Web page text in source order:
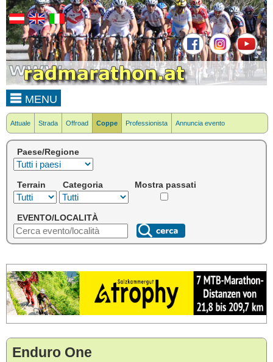
MENU
Attuale Strada Offroad Coppe Professionista Annuncia evento
Paese/Regione
Terrain Categoria Mostra passati
EVENTO/LOCALITÀ
Enduro One